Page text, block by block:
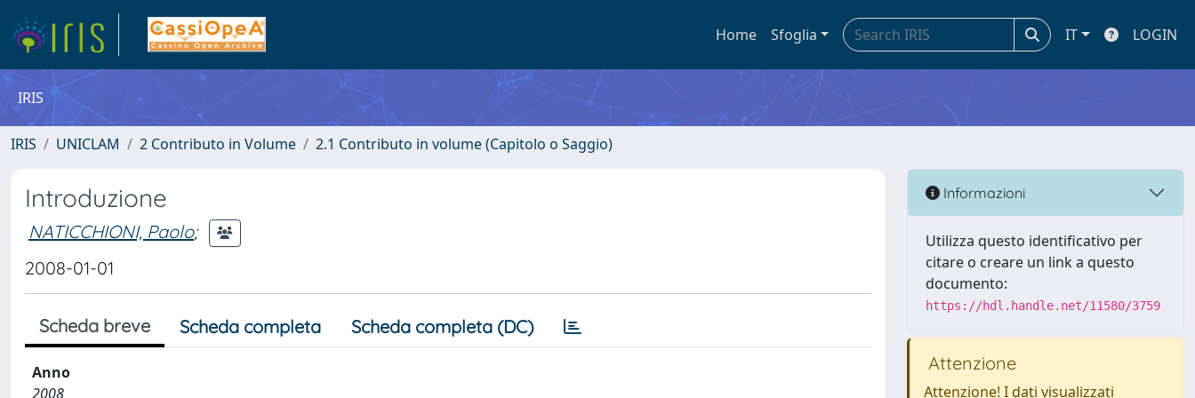
Home Sfoglia IT LOGIN
IRIS
IRIS UNICLAM 2 Contributo in Volume 2.1 Contributo in volume (Capitolo o Saggio)
Introduzione
NATICCHIONI, Paolo;
2008-01-01
Scheda breve Scheda completa Scheda completa (DC)
Anno
2008
Informazioni
Utilizza questo identificativo per
citare o creare un link a questo
documento:
https://hdl.handle.net/11580/3759
Attenzione
Attenzione! I dati visualizzati